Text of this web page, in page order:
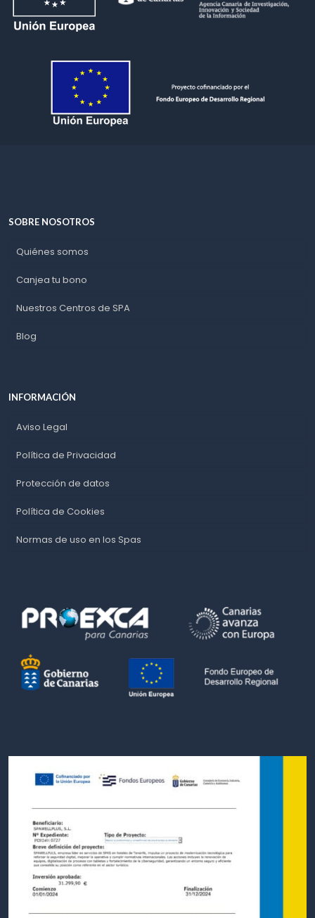
SOBRE NOSOTROS
Quiénes somos
Canjea tu bono
Nuestros Centros de SPA
Blog
INFORMACIÓN
Aviso Legal
Política de Privacidad
Protección de datos
Política de Cookies
Normas de uso en los Spas